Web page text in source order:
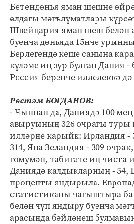
Бөтендөнья яман шешне
елдагы мәгълүматлары
Швейцария яман шеш белән
буенча дөньяда 15нче
Берлегендә кеше санына
күләме иң зур булган Дания
Россия беренче иллелеккә
Рөстәм БОГДАНОВ:
- Чыннан да, Даниядә 100
авыруының 326 очрагы туры
илләрне карыйк: Ирландия -
314, Яңа Зеландия - 309
гомумән, табигате иң чиста
Даниядә калдыкларның - 54,
проценты яндырыла.
статистиканы чагыштыра
белән чүп яндыру буенча
арасында бәйләнеш